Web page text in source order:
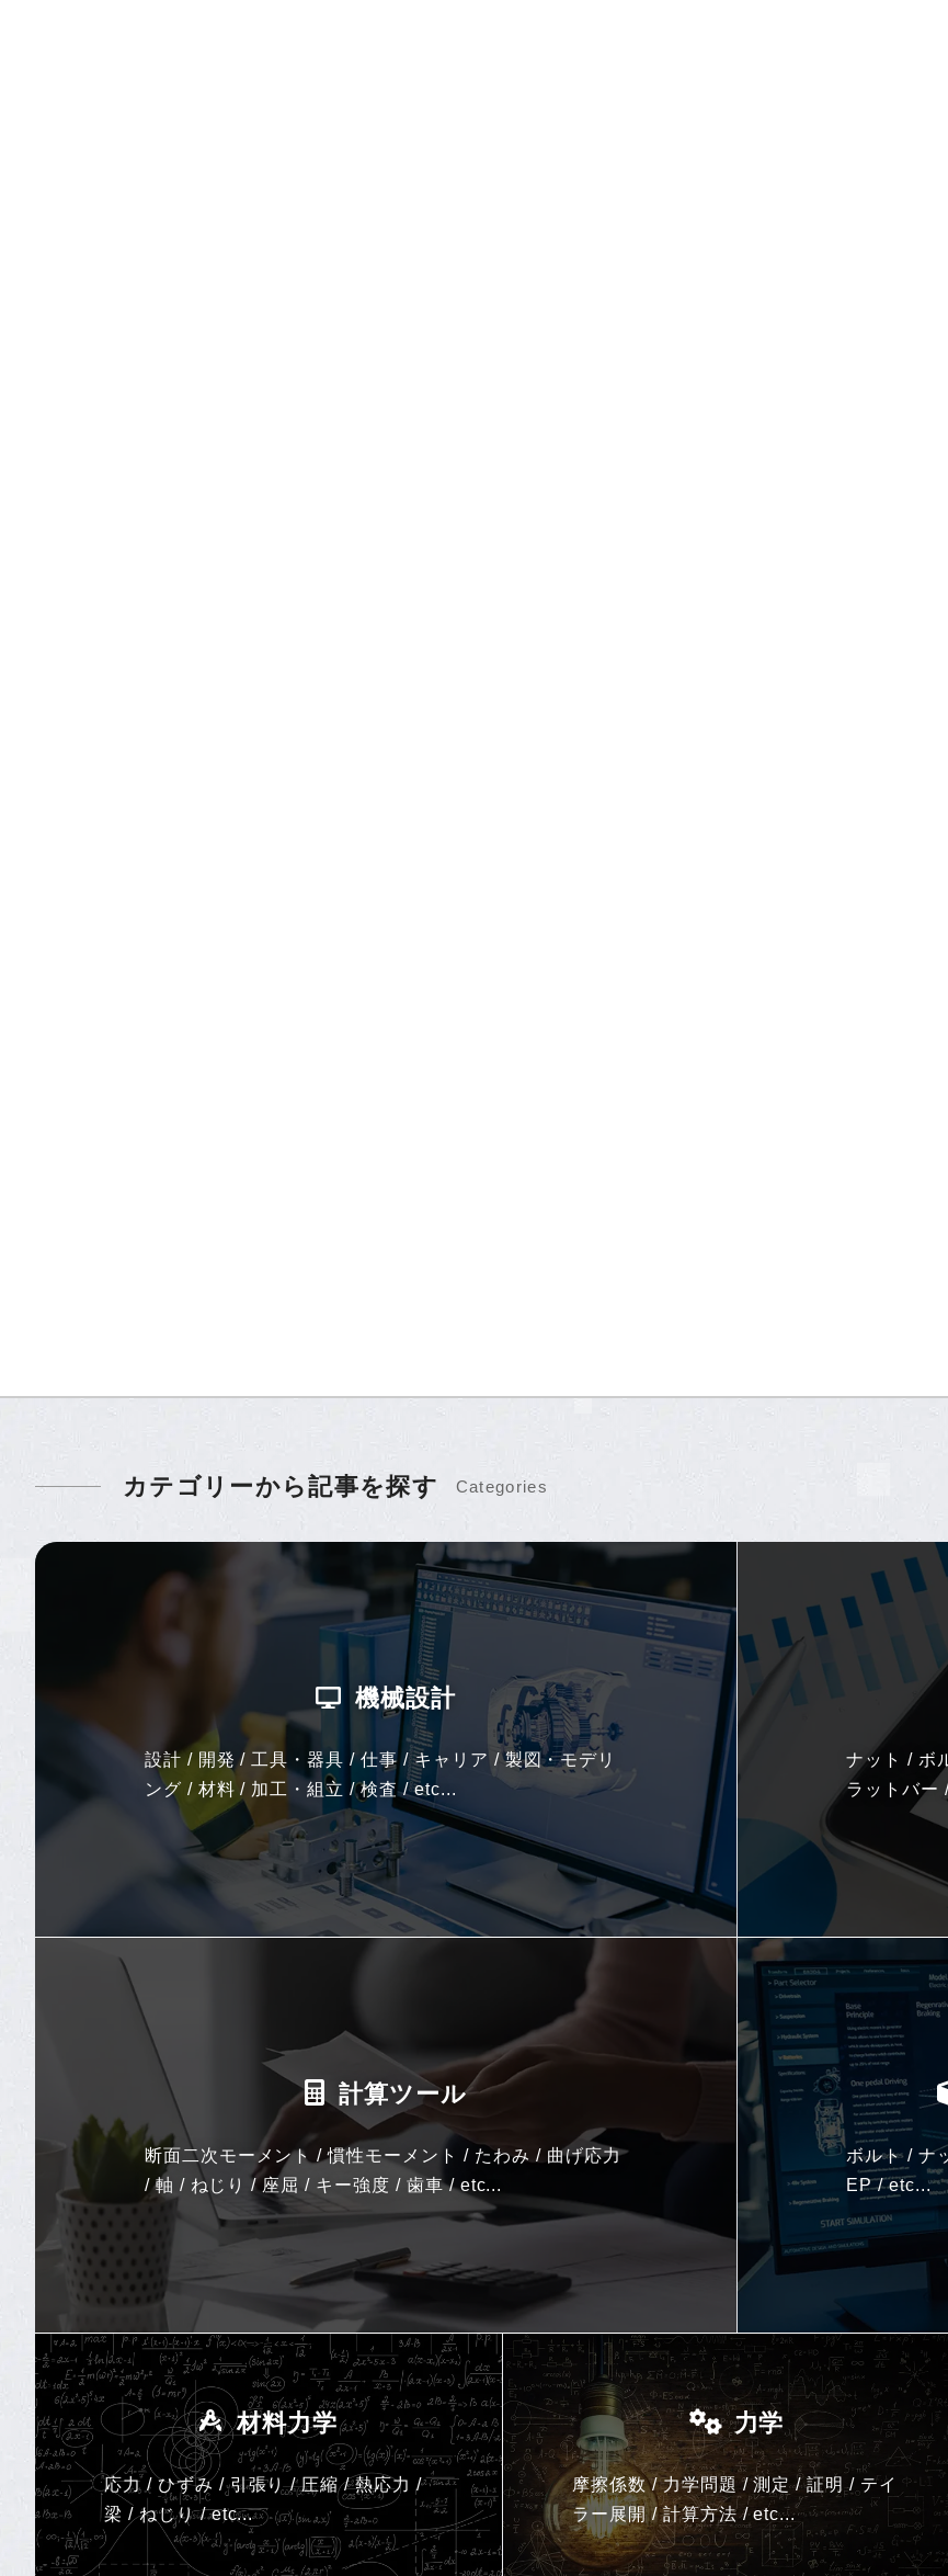
カテゴリーから記事を探す
機械設計
設計 / 開発 / 工具・器具 / 仕事 / キャリア / 製図・モデリ
ング / 材料 / 加工・組立 / 検査 / etc...
ナット / ボ
ラットバー
計算ツール
断面二次モーメント / 慣性モーメント / たわみ / 曲げ応力
/ 軸 / ねじり / 座屈 / キー強度 / 歯車 / etc...
ボルト / ナ
EP / etc...
材料力学
応力 / ひずみ / 引張り / 圧縮 / 熱応力 /
梁 / ねじり /etc...
力学
摩擦係数 / 力学問題 / 測定 / 証明 / テイ
ラー展開 / 計算方法 /etc...